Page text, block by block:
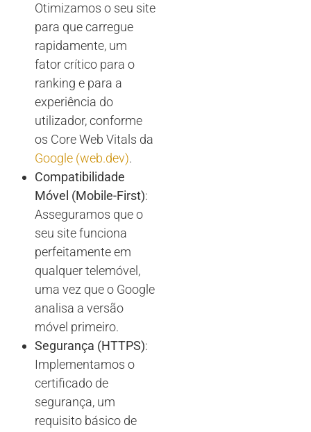
Otimizamos o seu site
para que carregue
rapidamente, um
fator crítico para o
ranking e para a
experiência do
utilizador, conforme
os Core Web Vitals da
Google (web.dev).
Compatibilidade
Móvel (Mobile-First):
Asseguramos que o
seu site funciona
perfeitamente em
qualquer telemóvel,
uma vez que o Google
analisa a versão
móvel primeiro.
Segurança (HTTPS):
Implementamos o
certificado de
segurança, um
requisito básico de